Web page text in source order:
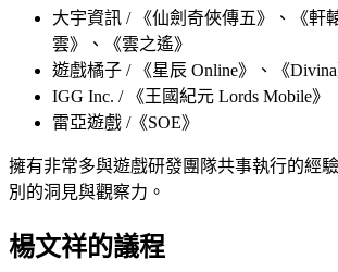
大宇資訊 / 《仙劍奇俠傳五》、《軒
雲》、《雲之遙》
遊戲橘子 / 《星辰 Online》、《Divina
IGG Inc. / 《王國紀元 Lords Mobile》
雷亞遊戲 /《SOE》
擁有非常多與遊戲研發團隊共事執行的經
別的洞見與觀察力。
楊文祥的議程